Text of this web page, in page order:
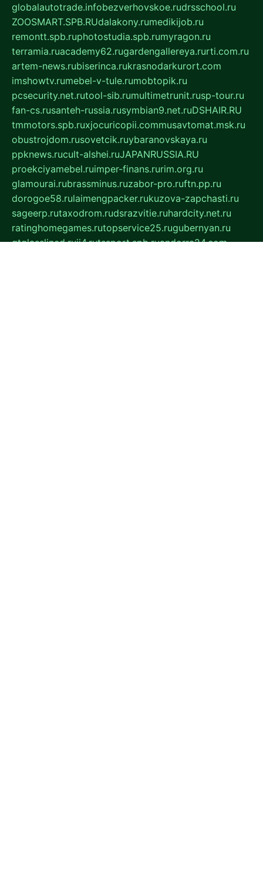
globalautotrade.infobezverhovskoe.rudrsschool.ru
ZOOSMART.SPB.RUdalakony.rumedikijob.ru
remontt.spb.ruphotostudia.spb.rumyragon.ru
terramia.ruacademy62.rugardengallereya.rurti.com.ru
artem-news.rubiserinca.rukrasnodarkurort.com
imshowtv.rumebel-v-tule.rumobtopik.ru
pcsecurity.net.rutool-sib.rumultimetrunit.rusp-tour.ru
fan-cs.rusanteh-russia.rusymbian9.net.ruDSHAIR.RU
tmmotors.spb.ruxjocuricopii.commusavtomat.msk.ru
obustrojdom.rusovetcik.ruybaranovskaya.ru
ppknews.rucult-alshei.ruJAPANRUSSIA.RU
proekciyamebel.ruimper-finans.rurim.org.ru
glamourai.rubrassminus.ruzabor-pro.ruftn.pp.ru
dorogoe58.rulaimengpacker.rukuzova-zapchasti.ru
sageerp.rutaxodrom.rudsrazvitie.ruhardcity.net.ru
ratinghomegames.rutopservice25.rugubernyan.ru
gtglasslined.ruii4.rutssport.spb.ruandorra24.com